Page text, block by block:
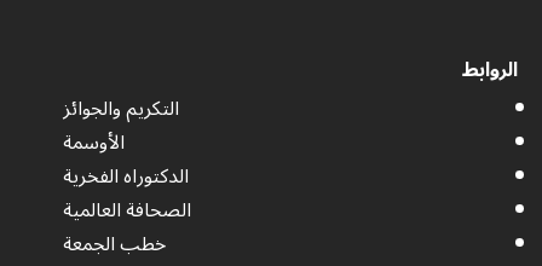
الروابط
التكريم والجوائز
الأوسمة
الدكتوراه الفخرية
الصحافة العالمية
خطب الجمعة